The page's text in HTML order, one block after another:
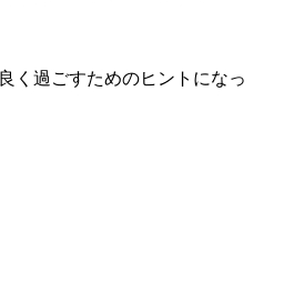
く過ごすためのヒントになっ